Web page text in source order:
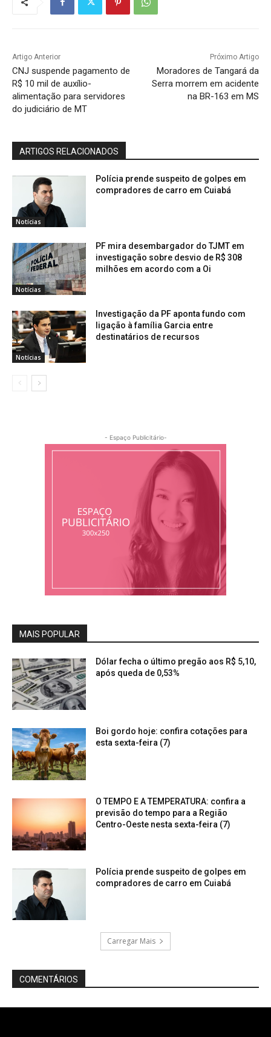
Artigo Anterior
CNJ suspende pagamento de
R$ 10 mil de auxílio-
alimentação para servidores
do judiciário de MT
Próximo Artigo
Moradores de Tangará da
Serra morrem em acidente
na BR-163 em MS
ARTIGOS RELACIONADOS
Notícias
Polícia prende suspeito de golpes em
compradores de carro em Cuiabá
Notícias
PF mira desembargador do TJMT em
investigação sobre desvio de R$ 308
milhões em acordo com a Oi
Notícias
Investigação da PF aponta fundo com
ligação à família Garcia entre
destinatários de recursos
- Espaço Publicitário-
MAIS POPULAR
Dólar fecha o último pregão aos R$ 5,10,
após queda de 0,53%
Boi gordo hoje: confira cotações para
esta sexta-feira (7)
O TEMPO E A TEMPERATURA: confira a
previsão do tempo para a Região
Centro-Oeste nesta sexta-feira (7)
Polícia prende suspeito de golpes em
compradores de carro em Cuiabá
Carregar Mais
COMENTÁRIOS